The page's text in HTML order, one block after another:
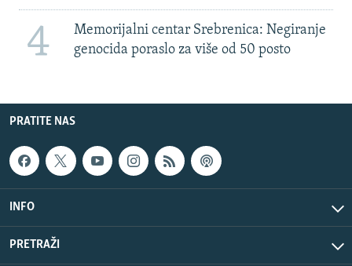
4
Memorijalni centar Srebrenica: Negiranje
genocida poraslo za više od 50 posto
PRATITE NAS
INFO
PRETRAŽI